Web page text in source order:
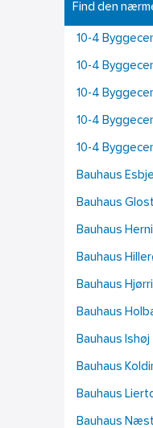
Find den
10-4
10-4
10-4
10-4
10-4
Bauhaus
Bauhaus
Bauhaus
Bauhaus
Bauhaus
Bauhaus
Bauhaus Ishøj
Bauhaus
Bauhaus
Bauhaus